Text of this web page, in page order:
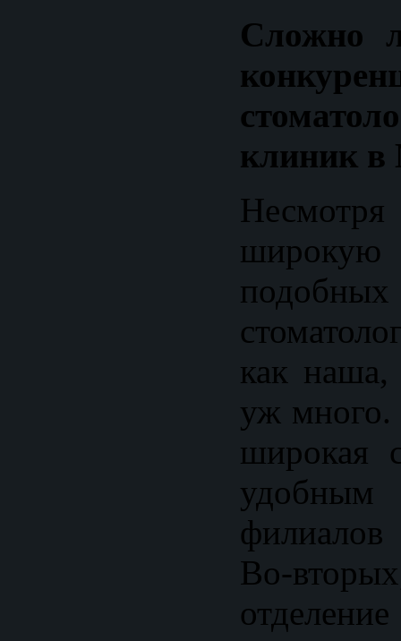
Сложно
клиник
подобных
как
уж много.
широкая
удобным
Во-